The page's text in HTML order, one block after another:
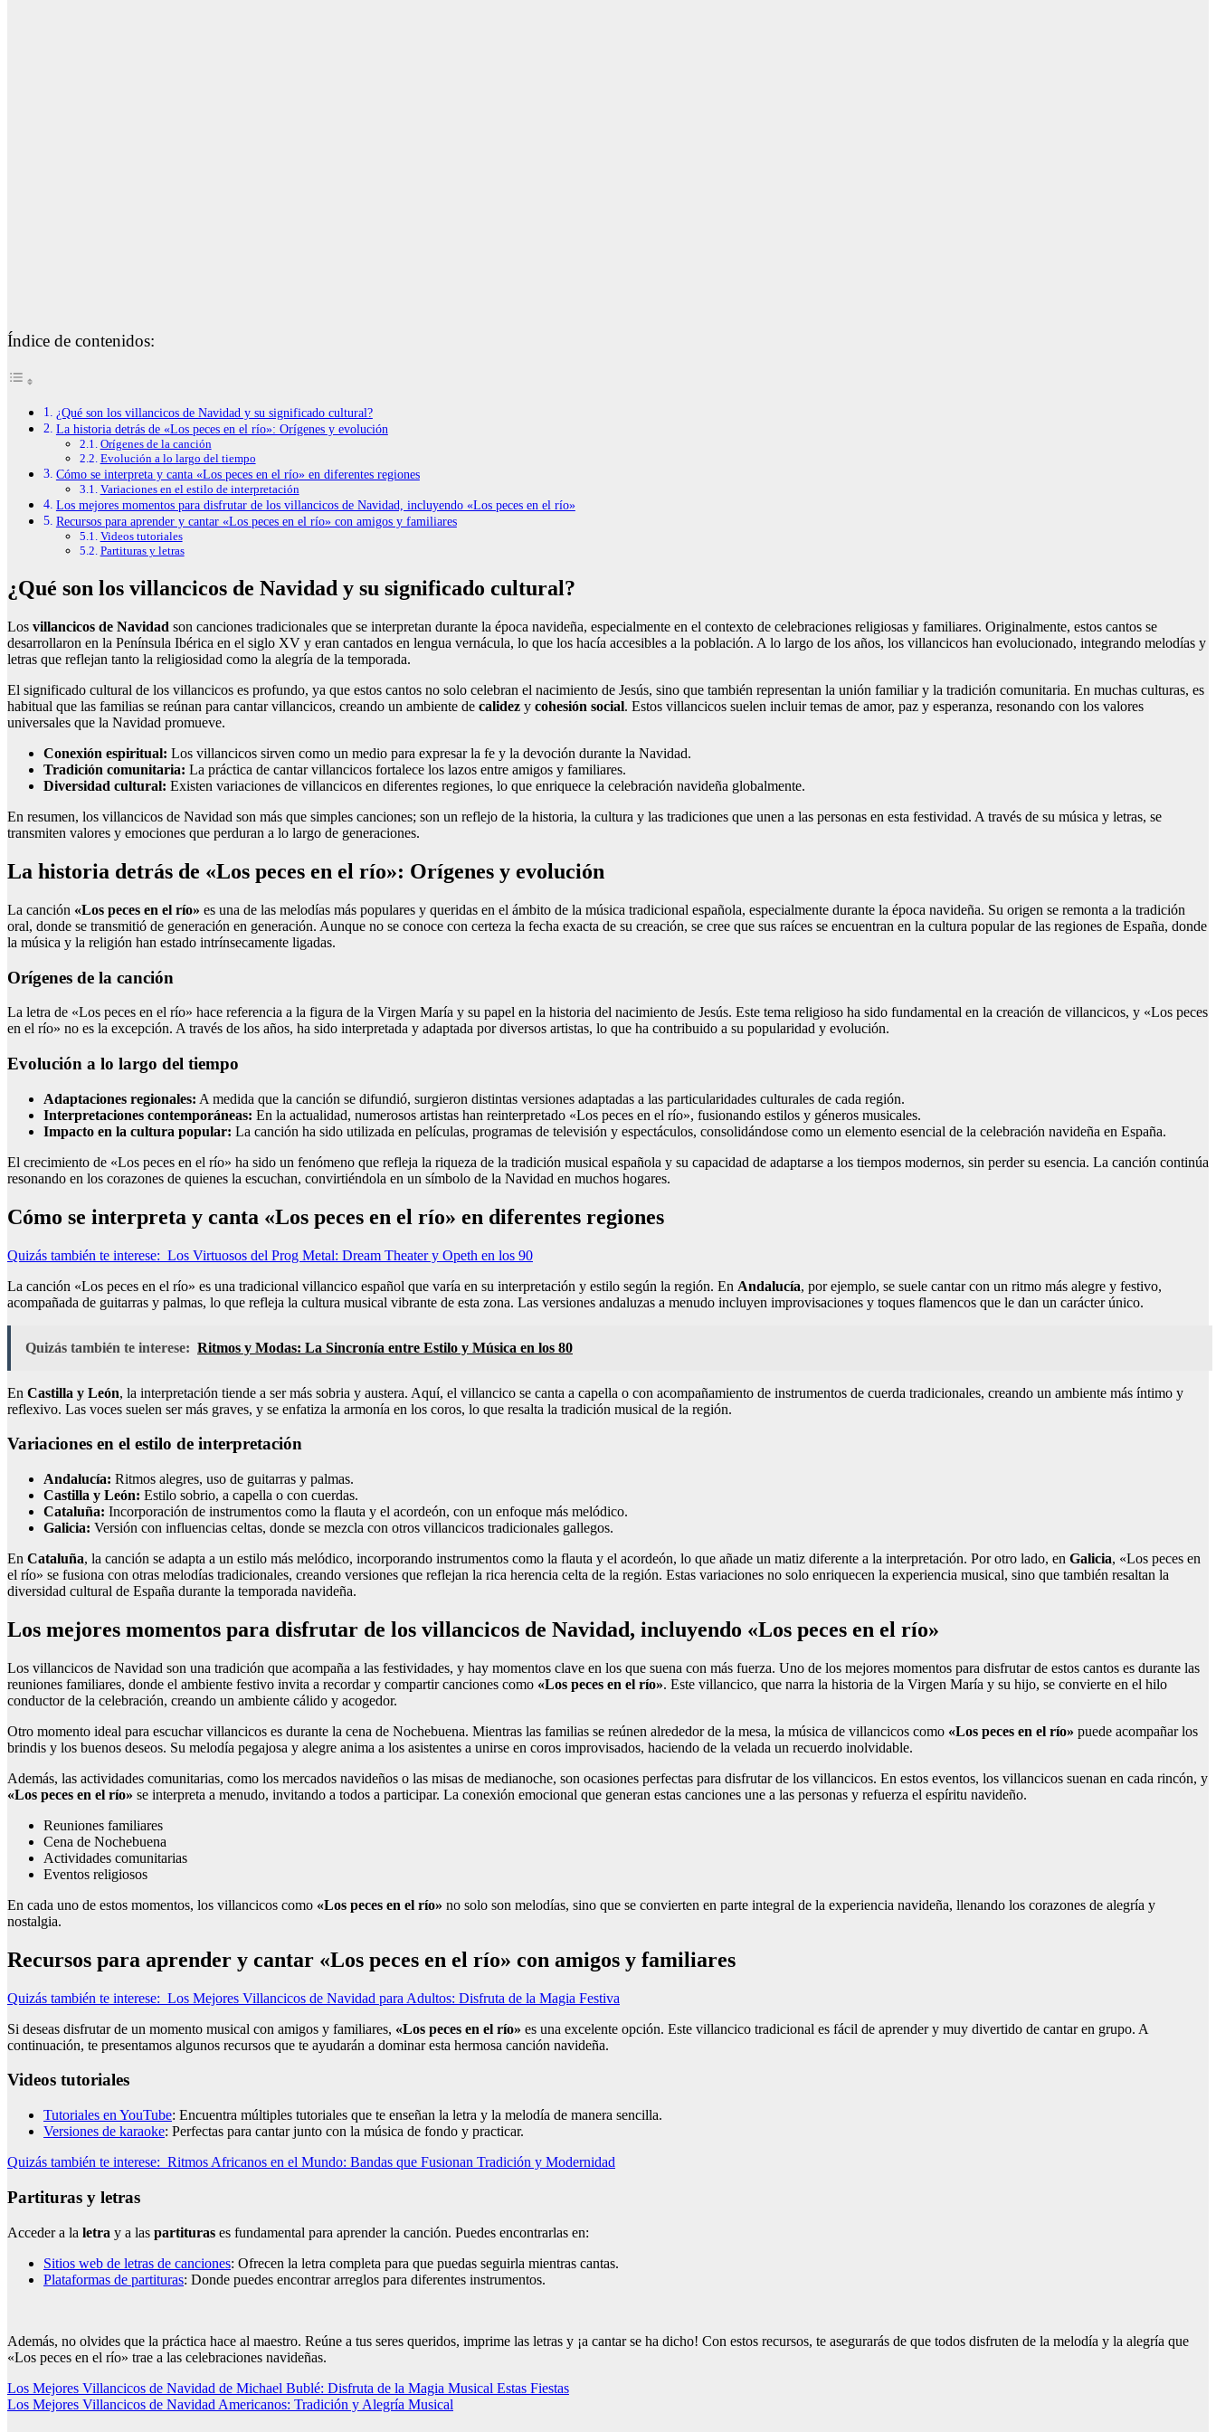
Índice de contenidos:
¿Qué son los villancicos de Navidad y su significado cultural?
La historia detrás de «Los peces en el río»: Orígenes y evolución
Orígenes de la canción
Evolución a lo largo del tiempo
Cómo se interpreta y canta «Los peces en el río» en diferentes regiones
Variaciones en el estilo de interpretación
Los mejores momentos para disfrutar de los villancicos de Navidad, incluyendo «Los peces en el río»
Recursos para aprender y cantar «Los peces en el río» con amigos y familiares
Videos tutoriales
Partituras y letras
¿Qué son los villancicos de Navidad y su significado cultural?
Los villancicos de Navidad son canciones tradicionales que se interpretan durante la época navideña, especialmente en el contexto de celebraciones religiosas y familiares. Originalmente, estos cantos se
desarrollaron en la Península Ibérica en el siglo XV y eran cantados en lengua vernácula, lo que los hacía accesibles a la población. A lo largo de los años, los villancicos han evolucionado, integrando melodías y
letras que reflejan tanto la religiosidad como la alegría de la temporada.
El significado cultural de los villancicos es profundo, ya que estos cantos no solo celebran el nacimiento de Jesús, sino que también representan la unión familiar y la tradición comunitaria. En muchas culturas, es
habitual que las familias se reúnan para cantar villancicos, creando un ambiente de calidez y cohesión social. Estos villancicos suelen incluir temas de amor, paz y esperanza, resonando con los valores
universales que la Navidad promueve.
Conexión espiritual: Los villancicos sirven como un medio para expresar la fe y la devoción durante la Navidad.
Tradición comunitaria: La práctica de cantar villancicos fortalece los lazos entre amigos y familiares.
Diversidad cultural: Existen variaciones de villancicos en diferentes regiones, lo que enriquece la celebración navideña globalmente.
En resumen, los villancicos de Navidad son más que simples canciones; son un reflejo de la historia, la cultura y las tradiciones que unen a las personas en esta festividad. A través de su música y letras, se
transmiten valores y emociones que perduran a lo largo de generaciones.
La historia detrás de «Los peces en el río»: Orígenes y evolución
La canción «Los peces en el río» es una de las melodías más populares y queridas en el ámbito de la música tradicional española, especialmente durante la época navideña. Su origen se remonta a la tradición
oral, donde se transmitió de generación en generación. Aunque no se conoce con certeza la fecha exacta de su creación, se cree que sus raíces se encuentran en la cultura popular de las regiones de España, donde
la música y la religión han estado intrínsecamente ligadas.
Orígenes de la canción
La letra de «Los peces en el río» hace referencia a la figura de la Virgen María y su papel en la historia del nacimiento de Jesús. Este tema religioso ha sido fundamental en la creación de villancicos, y «Los peces
en el río» no es la excepción. A través de los años, ha sido interpretada y adaptada por diversos artistas, lo que ha contribuido a su popularidad y evolución.
Evolución a lo largo del tiempo
Adaptaciones regionales: A medida que la canción se difundió, surgieron distintas versiones adaptadas a las particularidades culturales de cada región.
Interpretaciones contemporáneas: En la actualidad, numerosos artistas han reinterpretado «Los peces en el río», fusionando estilos y géneros musicales.
Impacto en la cultura popular: La canción ha sido utilizada en películas, programas de televisión y espectáculos, consolidándose como un elemento esencial de la celebración navideña en España.
El crecimiento de «Los peces en el río» ha sido un fenómeno que refleja la riqueza de la tradición musical española y su capacidad de adaptarse a los tiempos modernos, sin perder su esencia. La canción continúa
resonando en los corazones de quienes la escuchan, convirtiéndola en un símbolo de la Navidad en muchos hogares.
Cómo se interpreta y canta «Los peces en el río» en diferentes regiones
Quizás también te interese: Los Virtuosos del Prog Metal: Dream Theater y Opeth en los 90
La canción «Los peces en el río» es una tradicional villancico español que varía en su interpretación y estilo según la región. En Andalucía, por ejemplo, se suele cantar con un ritmo más alegre y festivo,
acompañada de guitarras y palmas, lo que refleja la cultura musical vibrante de esta zona. Las versiones andaluzas a menudo incluyen improvisaciones y toques flamencos que le dan un carácter único.
Quizás también te interese: Ritmos y Modas: La Sincronía entre Estilo y Música en los 80
En Castilla y León, la interpretación tiende a ser más sobria y austera. Aquí, el villancico se canta a capella o con acompañamiento de instrumentos de cuerda tradicionales, creando un ambiente más íntimo y
reflexivo. Las voces suelen ser más graves, y se enfatiza la armonía en los coros, lo que resalta la tradición musical de la región.
Variaciones en el estilo de interpretación
Andalucía: Ritmos alegres, uso de guitarras y palmas.
Castilla y León: Estilo sobrio, a capella o con cuerdas.
Cataluña: Incorporación de instrumentos como la flauta y el acordeón, con un enfoque más melódico.
Galicia: Versión con influencias celtas, donde se mezcla con otros villancicos tradicionales gallegos.
En Cataluña, la canción se adapta a un estilo más melódico, incorporando instrumentos como la flauta y el acordeón, lo que añade un matiz diferente a la interpretación. Por otro lado, en Galicia, «Los peces en
el río» se fusiona con otras melodías tradicionales, creando versiones que reflejan la rica herencia celta de la región. Estas variaciones no solo enriquecen la experiencia musical, sino que también resaltan la
diversidad cultural de España durante la temporada navideña.
Los mejores momentos para disfrutar de los villancicos de Navidad, incluyendo «Los peces en el río»
Los villancicos de Navidad son una tradición que acompaña a las festividades, y hay momentos clave en los que suena con más fuerza. Uno de los mejores momentos para disfrutar de estos cantos es durante las
reuniones familiares, donde el ambiente festivo invita a recordar y compartir canciones como «Los peces en el río». Este villancico, que narra la historia de la Virgen María y su hijo, se convierte en el hilo
conductor de la celebración, creando un ambiente cálido y acogedor.
Otro momento ideal para escuchar villancicos es durante la cena de Nochebuena. Mientras las familias se reúnen alrededor de la mesa, la música de villancicos como «Los peces en el río» puede acompañar los
brindis y los buenos deseos. Su melodía pegajosa y alegre anima a los asistentes a unirse en coros improvisados, haciendo de la velada un recuerdo inolvidable.
Además, las actividades comunitarias, como los mercados navideños o las misas de medianoche, son ocasiones perfectas para disfrutar de los villancicos. En estos eventos, los villancicos suenan en cada rincón, y
«Los peces en el río» se interpreta a menudo, invitando a todos a participar. La conexión emocional que generan estas canciones une a las personas y refuerza el espíritu navideño.
Reuniones familiares
Cena de Nochebuena
Actividades comunitarias
Eventos religiosos
En cada uno de estos momentos, los villancicos como «Los peces en el río» no solo son melodías, sino que se convierten en parte integral de la experiencia navideña, llenando los corazones de alegría y
nostalgia.
Recursos para aprender y cantar «Los peces en el río» con amigos y familiares
Quizás también te interese: Los Mejores Villancicos de Navidad para Adultos: Disfruta de la Magia Festiva
Si deseas disfrutar de un momento musical con amigos y familiares, «Los peces en el río» es una excelente opción. Este villancico tradicional es fácil de aprender y muy divertido de cantar en grupo. A
continuación, te presentamos algunos recursos que te ayudarán a dominar esta hermosa canción navideña.
Videos tutoriales
Tutoriales en YouTube: Encuentra múltiples tutoriales que te enseñan la letra y la melodía de manera sencilla.
Versiones de karaoke: Perfectas para cantar junto con la música de fondo y practicar.
Quizás también te interese: Ritmos Africanos en el Mundo: Bandas que Fusionan Tradición y Modernidad
Partituras y letras
Acceder a la letra y a las partituras es fundamental para aprender la canción. Puedes encontrarlas en:
Sitios web de letras de canciones: Ofrecen la letra completa para que puedas seguirla mientras cantas.
Plataformas de partituras: Donde puedes encontrar arreglos para diferentes instrumentos.
Además, no olvides que la práctica hace al maestro. Reúne a tus seres queridos, imprime las letras y ¡a cantar se ha dicho! Con estos recursos, te asegurarás de que todos disfruten de la melodía y la alegría que
«Los peces en el río» trae a las celebraciones navideñas.
Navegación
de
Los Mejores Villancicos de Navidad de Michael Bublé: Disfruta de la Magia Musical Estas Fiestas
Los Mejores Villancicos de Navidad Americanos: Tradición y Alegría Musical